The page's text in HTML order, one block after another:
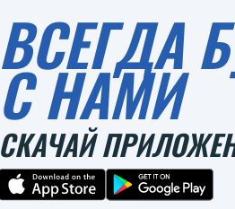
ВСЕГДА
С НАМИ
СКАЧАЙ